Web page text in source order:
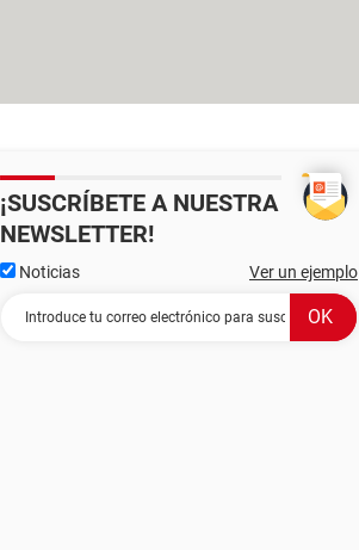
¡SUSCRÍBETE A NUESTRA
NEWSLETTER!
Noticias Ver un ejemplo